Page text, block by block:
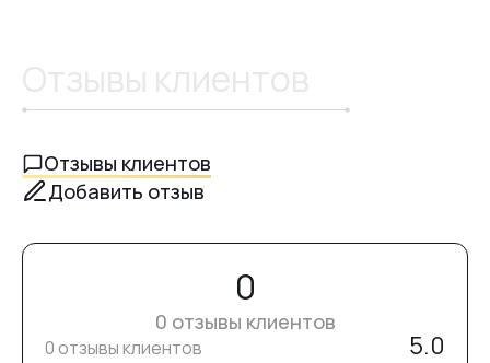
Не протирайте — топ
не имеет липкого слоя
Отзывы клиентов
Добавить отзыв
0
0 отзывы клиентов
0 отзывы клиентов 5.0